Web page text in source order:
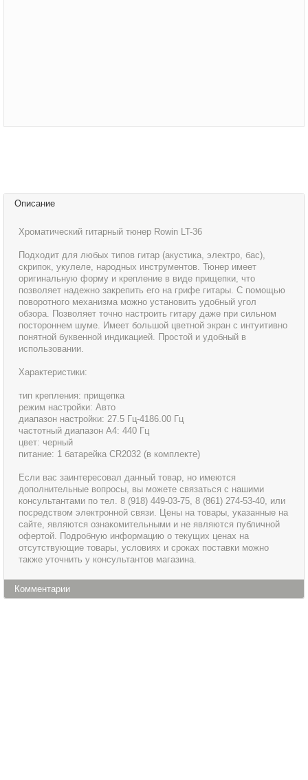
Описание
Хроматический гитарный тюнер Rowin LT-36
Подходит для любых типов гитар (акустика, электро, бас),
скрипок, укулеле, народных инструментов. Тюнер имеет
оригинальную форму и крепление в виде прищепки, что
позволяет надежно закрепить его на грифе гитары. С помощью
поворотного механизма можно установить удобный угол
обзора. Позволяет точно настроить гитару даже при сильном
постороннем шуме. Имеет большой цветной экран с интуитивно
понятной буквенной индикацией. Простой и удобный в
использовании.
Характеристики:
тип крепления: прищепка
режим настройки: Авто
диапазон настройки: 27.5 Гц-4186.00 Гц
частотный диапазон A4: 440 Гц
цвет: черный
питание: 1 батарейка CR2032 (в комплекте)
Если вас заинтересовал данный товар, но имеются
дополнительные вопросы, вы можете связаться с нашими
консультантами по тел. 8 (918) 449-03-75, 8 (861) 274-53-40, или
посредством электронной связи. Цены на товары, указанные на
сайте, являются ознакомительными и не являются публичной
офертой. Подробную информацию о текущих ценах на
отсутствующие товары, условиях и сроках поставки можно
также уточнить у консультантов магазина.
Комментарии